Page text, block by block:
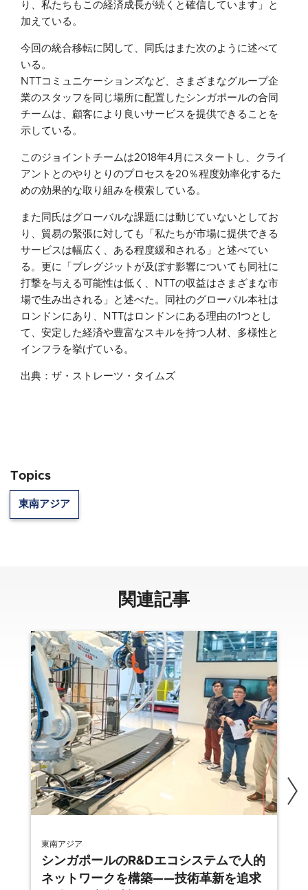
り、私たちもこの経済成長が続くと確信しています」と
加えている。
今回の統合移転に関して、同氏はまた次のように述べて
いる。
NTTコミュニケーションズなど、さまざまなグループ企
業のスタッフを同じ場所に配置したシンガポールの合同
チームは、顧客により良いサービスを提供できることを
示している。
このジョイントチームは2018年4月にスタートし、クライ
アントとのやりとりのプロセスを20％程度効率化するた
めの効果的な取り組みを模索している。
また同氏はグローバルな課題には動じていないとしてお
り、貿易の緊張に対しても「私たちが市場に提供できる
サービスは幅広く、ある程度緩和される」と述べてい
る。更に「ブレグジットが及ぼす影響についても同社に
打撃を与える可能性は低く、NTTの収益はさまざまな市
場で生み出される」と述べた。同社のグローバル本社は
ロンドンにあり、NTTはロンドンにある理由の1つとし
て、安定した経済や豊富なスキルを持つ人材、多様性と
インフラを挙げている。
出典：ザ・ストレーツ・タイムズ
Topics
東南アジア
関連記事
東南アジア
シンガポールのR&Dエコシステムで人的
ネットワークを構築——技術革新を追求